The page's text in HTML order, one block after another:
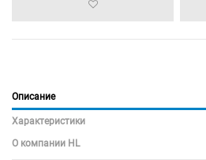
Описание
Характеристики
О компании HL